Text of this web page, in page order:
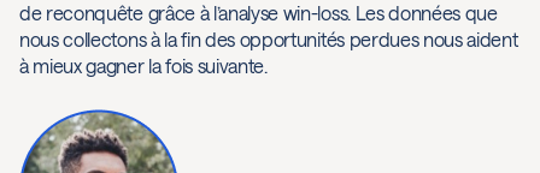
de reconquête grâce à l’analyse win-loss. Les données que
nous collectons à la fin des opportunités perdues nous aident
à mieux gagner la fois suivante.